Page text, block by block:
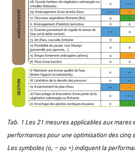
Tab. 1 Les 21 mesures applicables aux
performances pour une optimisation des cinq
Les symboles (o, − ou +) indiquent la